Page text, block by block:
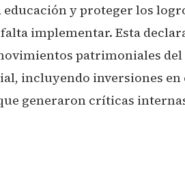
y proteger los
implementar. Esta
patrimoniales
incluyendo inversiones
generaron críticas